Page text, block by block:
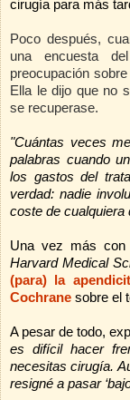
cirugía para más
Poco después,
una encuesta
preocupación
Ella le dijo que no
se recuperase.
"Cuántas veces
palabras cuando
los gastos del
verdad: nadie
coste de cualquiera
Una vez más con
Harvard Medical
(para) la
Cochrane sobre el
A pesar de todo,
es difícil hacer
necesitas cirugía.
resigné a pasar